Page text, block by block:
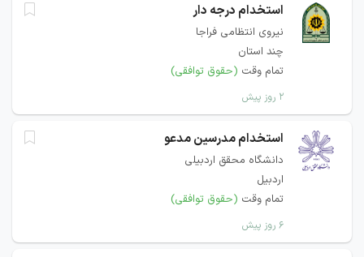
استخدام درجه دار
نیروی انتظامی فراجا
چند استان
تمام وقت (حقوق توافقی)
۲ روز پیش
استخدام مدرسین مدعو
دانشگاه محقق اردبیلی
اردبیل
تمام وقت (حقوق توافقی)
۶ روز پیش